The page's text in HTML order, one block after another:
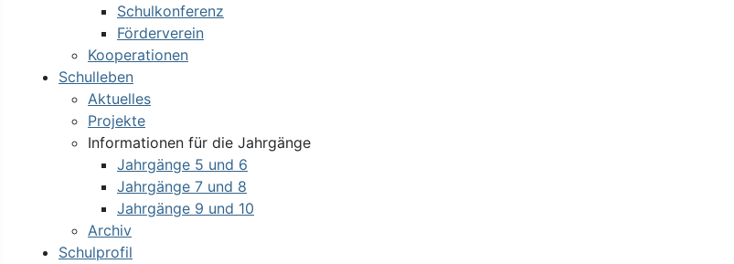
Schulkonferenz
Förderverein
Kooperationen
Schulleben
Aktuelles
Projekte
Informationen für die Jahrgänge
Jahrgänge 5 und 6
Jahrgänge 7 und 8
Jahrgänge 9 und 10
Archiv
Schulprofil